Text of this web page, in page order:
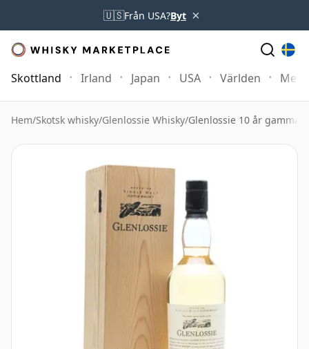
🇺🇸Från USA?Byt ×
Skottland Irland Japan USA Världen Mer
Hem/Skotsk whisky/Glenlossie Whisky/Glenlossie 10 år gammal